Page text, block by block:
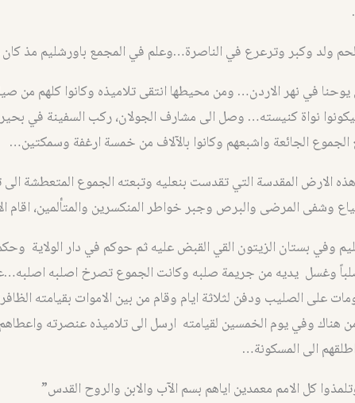
ولد وكبر وترعرع في الناصرة…وعلم في المجمع باورشليم مذ كان عمره
في نهر الاردن… ومن محيطها انتقى تلاميذه وكانوا كلهم من
نواة كنيسته… وصل الى مشارف الجولان، ركب السفينة في
الجائعة واشبعهم وكانوا بالآلاف من خمسة ارغفة وسمكتين…
الارض المقدسة التي تقدست بنعليه وتبعته الجموع المتعطشة الى
وشفى المرضى والبرص وجبر خواطر المنكسرين والمتألمين، اقام
وفي بستان الزيتون القي القبض عليه ثم حوكم في دار الولاية
وغسل يديه من جريمة صلبه وكانت الجموع تصرخ اصلبه
على الصليب ودفن لثلاثة ايام وقام من بين الاموات بقيامته
هناك وفي يوم الخمسين لقيامته ارسل الى تلاميذه عنصرته
الى المسكونة…
كل الامم معمدين اياهم بسم الآب والابن والروح القدس”